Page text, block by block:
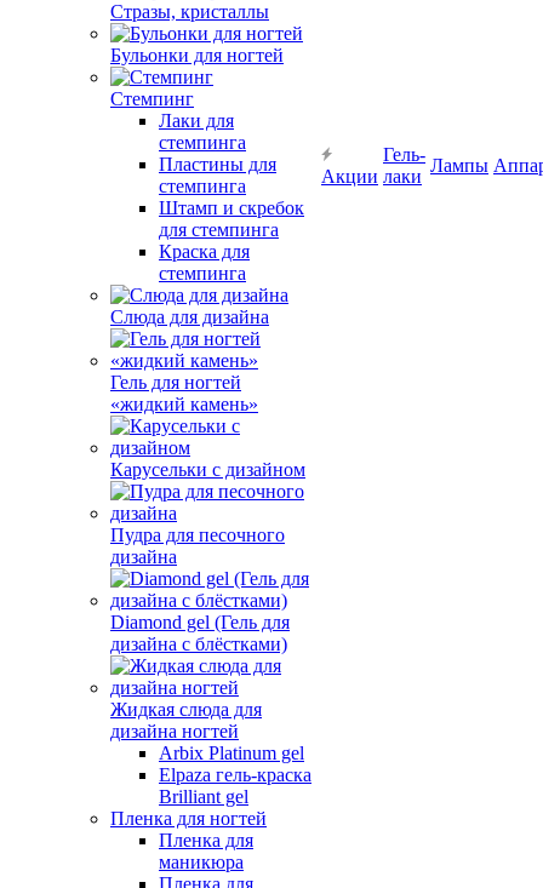
Стразы, кристаллы
Бульонки для ногтей
Стемпинг
Лаки для
стемпинга
Пластины для
стемпинга
Штамп и скребок
для стемпинга
Краска для
стемпинга
Слюда для дизайна
Гель для ногтей
«жидкий камень»
Карусельки с дизайном
Пудра для песочного
дизайна
Diamond gel (Гель для
дизайна с блёстками)
Жидкая слюда для
дизайна ногтей
Arbix Platinum gel
Elpaza гель-краска
Brilliant gel
Пленка для ногтей
Пленка для
маникюра
Пленка для
Акции
Гель-
лаки
Лампы